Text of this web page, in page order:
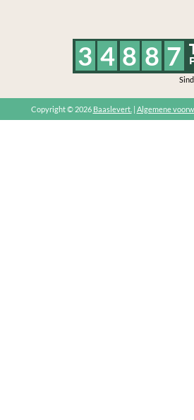
3 4 8 8 7
Copyright © 2026 Baaslevert. | Algemene